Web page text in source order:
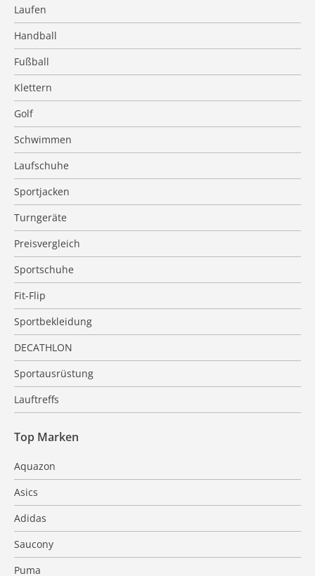
Laufen
Handball
Fußball
Klettern
Golf
Schwimmen
Laufschuhe
Sportjacken
Turngeräte
Preisvergleich
Sportschuhe
Fit-Flip
Sportbekleidung
DECATHLON
Sportausrüstung
Lauftreffs
Top Marken
Aquazon
Asics
Adidas
Saucony
Puma